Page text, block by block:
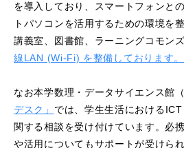
を導入しており、スマートフォンと
トパソコンを活用するための環境を
講義室、図書館、ラーニングコモンズ
線LAN (Wi-Fi) を整備しております。
なお本学数理・データサイエンス館
デスク」 では、学生生活における
関する相談を受け付けています。必
や活用についてもサポートが受けら